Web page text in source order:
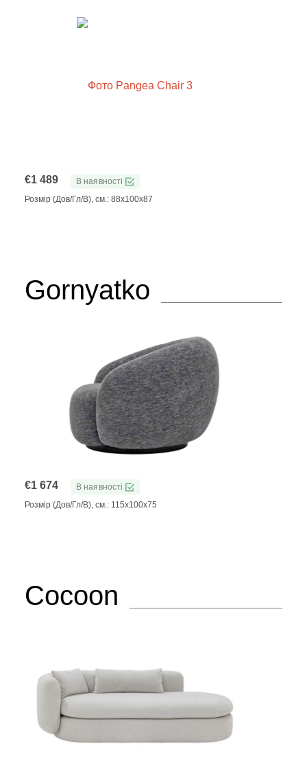
€1 489
В наявності
Розмір (Дов/Гл/В), см.: 88x100x87
Gornyatko
€1 674
В наявності
Розмір (Дов/Гл/В), см.: 115x100x75
Cocoon